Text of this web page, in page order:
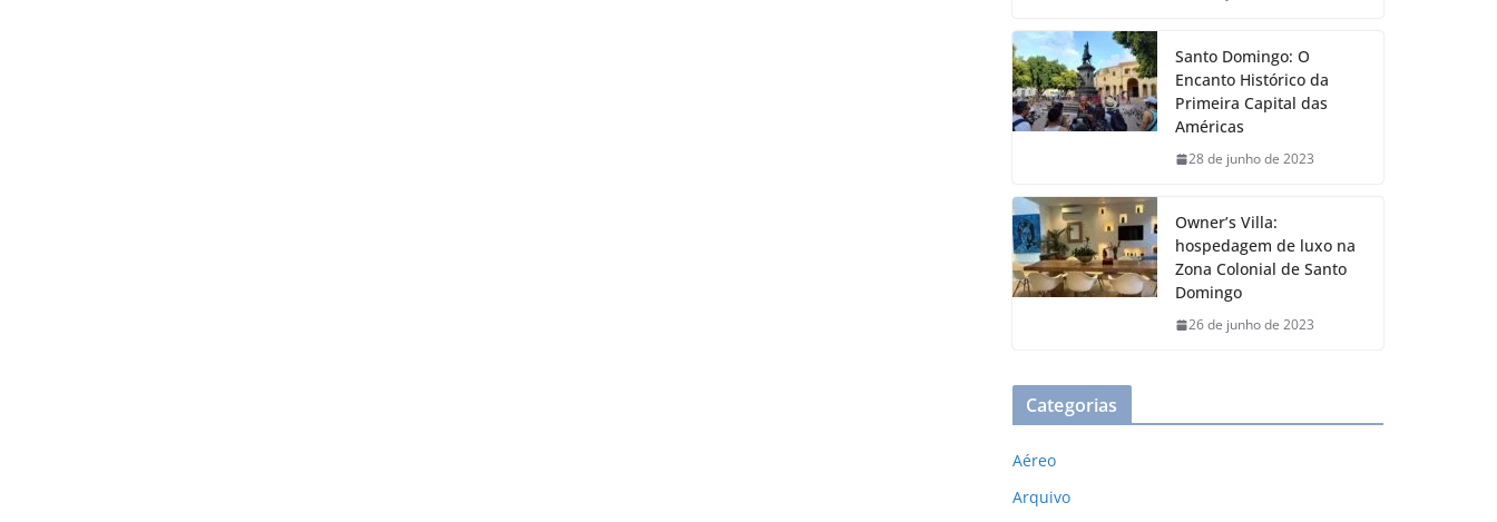
Santo Domingo: O
Encanto Histórico da
Primeira Capital das
Américas
28 de junho de 2023
Owner’s Villa:
hospedagem de luxo na
Zona Colonial de Santo
Domingo
26 de junho de 2023
Categorias
Aéreo
Arquivo